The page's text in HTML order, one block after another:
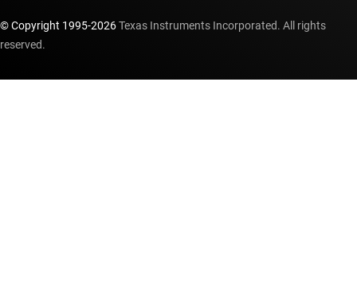
© Copyright 1995-2026Texas Instruments Incorporated. All rights
reserved.